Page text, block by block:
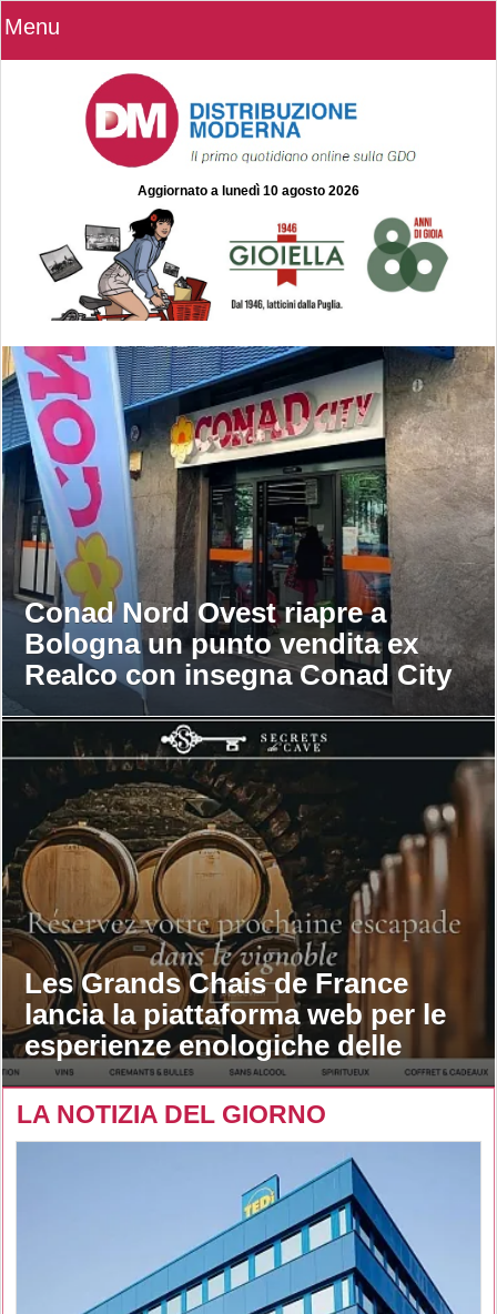
Menu
Aggiornato a lunedì 10 agosto 2026
Conad Nord Ovest riapre a
Bologna un punto vendita ex
Realco con insegna Conad City
Les Grands Chais de France
lancia la piattaforma web per le
esperienze enologiche delle
maison
LA NOTIZIA DEL GIORNO